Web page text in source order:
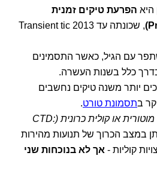
הפרעת טיקים זמנית
, שכונתה עד 2013 Transient tic
עם הגיל, כאשר התסמינים
כלל בשנות העשרה.
יותר משנה טיקים נחשבים
בתסמונת טורט.
הפרעת טיקים מוטורית או קולית כרונית (CTD:
במצב הכרוך של תנועות מהירות
קוליות - אך לא בנוכחות שני